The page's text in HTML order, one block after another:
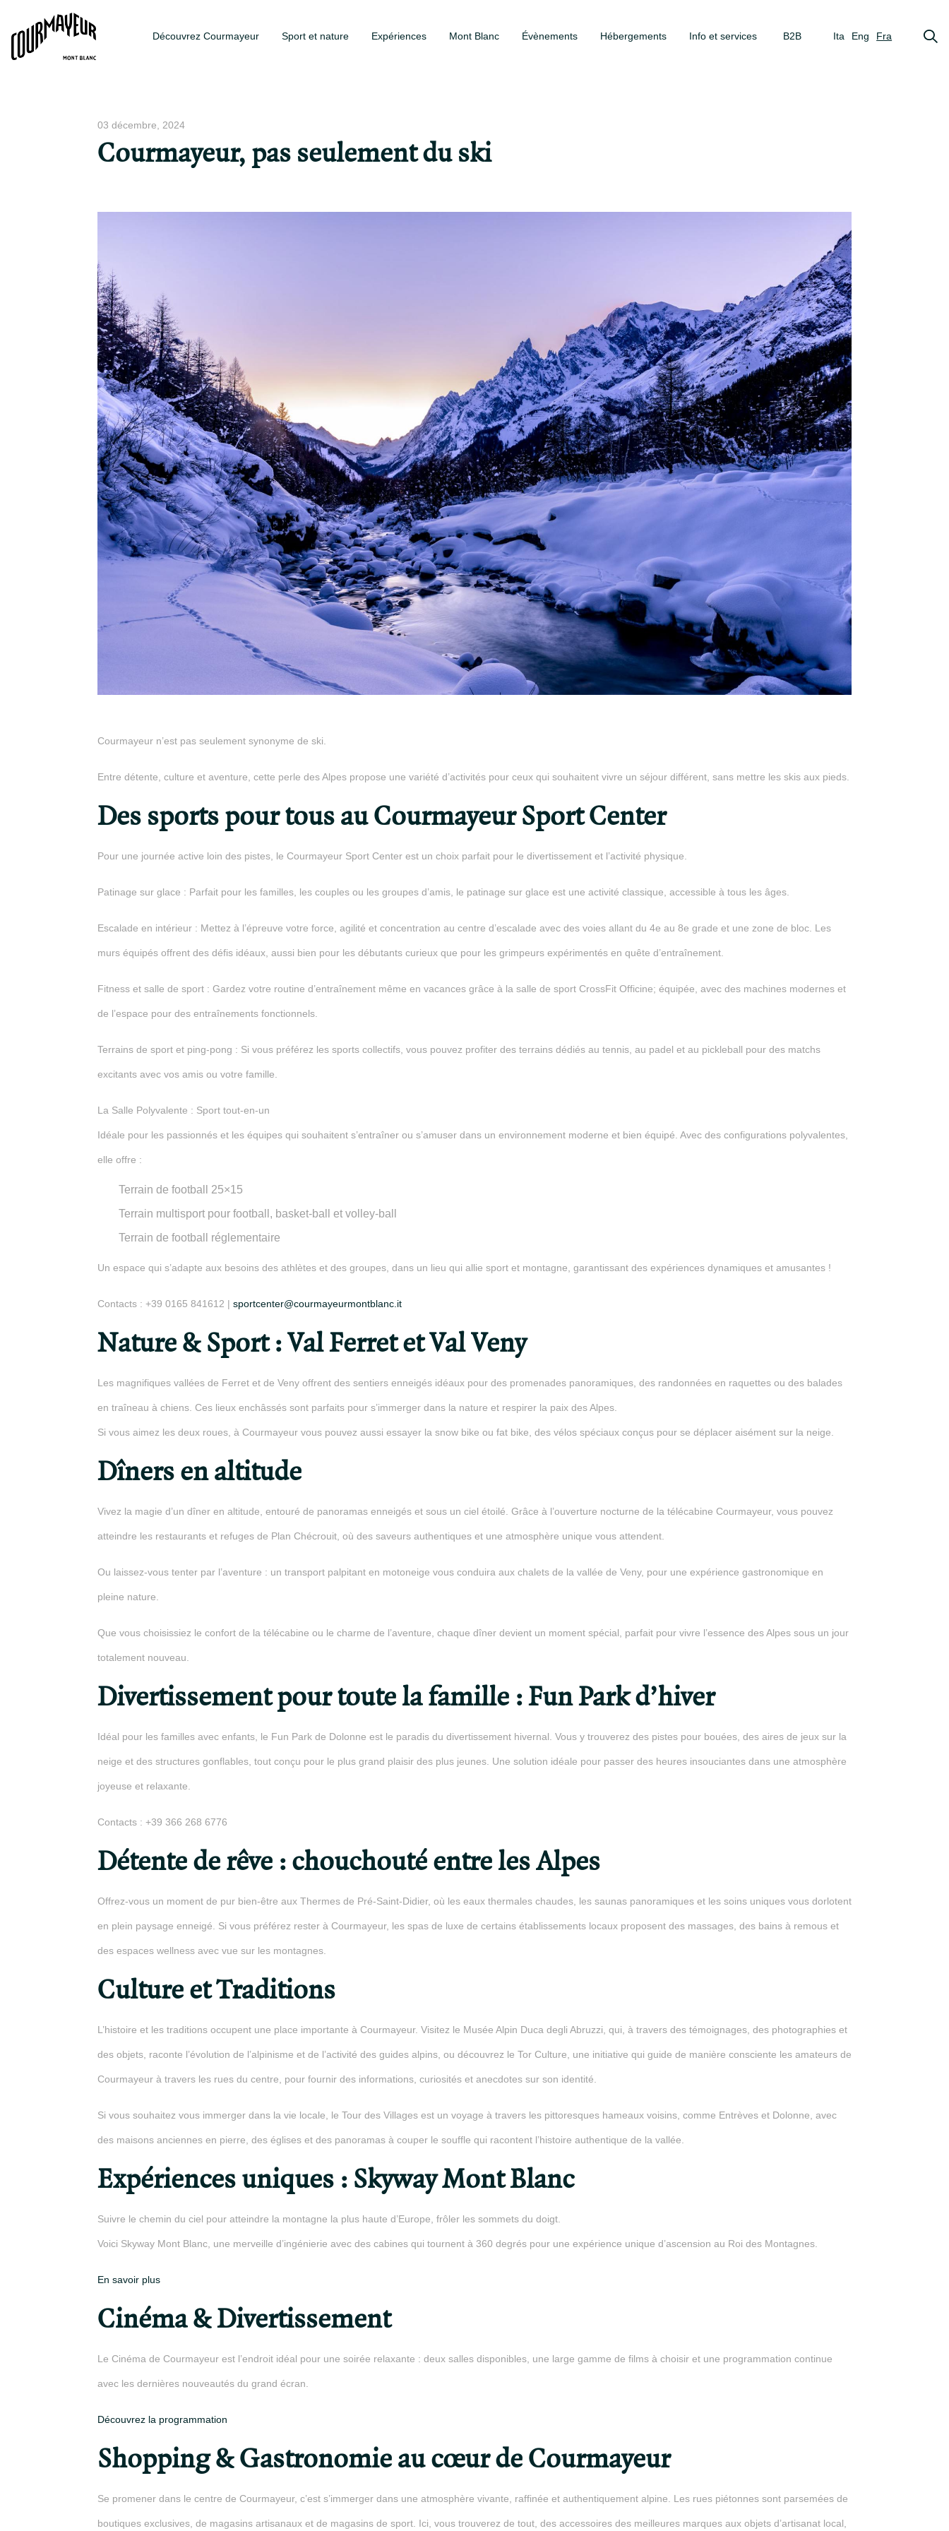
Découvrez Courmayeur Sport et nature Expériences Mont Blanc Évènements Hébergements Info et services B2B Ita Eng Fra
03 décembre, 2024
Courmayeur, pas seulement du ski
Courmayeur n’est pas seulement synonyme de ski.
Entre détente, culture et aventure, cette perle des Alpes propose une variété d’activités pour ceux qui souhaitent vivre un séjour différent, sans mettre les skis aux pieds.
Des sports pour tous au Courmayeur Sport Center
Pour une journée active loin des pistes, le Courmayeur Sport Center est un choix parfait pour le divertissement et l’activité physique.
Patinage sur glace : Parfait pour les familles, les couples ou les groupes d’amis, le patinage sur glace est une activité classique, accessible à tous les âges.
Escalade en intérieur : Mettez à l’épreuve votre force, agilité et concentration au centre d’escalade avec des voies allant du 4e au 8e grade et une zone de bloc. Les
murs équipés offrent des défis idéaux, aussi bien pour les débutants curieux que pour les grimpeurs expérimentés en quête d’entraînement.
Fitness et salle de sport : Gardez votre routine d’entraînement même en vacances grâce à la salle de sport CrossFit Officine; équipée, avec des machines modernes et
de l’espace pour des entraînements fonctionnels.
Terrains de sport et ping-pong : Si vous préférez les sports collectifs, vous pouvez profiter des terrains dédiés au tennis, au padel et au pickleball pour des matchs
excitants avec vos amis ou votre famille.
La Salle Polyvalente : Sport tout-en-un
Idéale pour les passionnés et les équipes qui souhaitent s’entraîner ou s’amuser dans un environnement moderne et bien équipé. Avec des configurations polyvalentes,
elle offre :
Terrain de football 25×15
Terrain multisport pour football, basket-ball et volley-ball
Terrain de football réglementaire
Un espace qui s’adapte aux besoins des athlètes et des groupes, dans un lieu qui allie sport et montagne, garantissant des expériences dynamiques et amusantes !
Contacts : +39 0165 841612 | sportcenter@courmayeurmontblanc.it
Nature & Sport : Val Ferret et Val Veny
Les magnifiques vallées de Ferret et de Veny offrent des sentiers enneigés idéaux pour des promenades panoramiques, des randonnées en raquettes ou des balades
en traîneau à chiens. Ces lieux enchâssés sont parfaits pour s’immerger dans la nature et respirer la paix des Alpes.
Si vous aimez les deux roues, à Courmayeur vous pouvez aussi essayer la snow bike ou fat bike, des vélos spéciaux conçus pour se déplacer aisément sur la neige.
Dîners en altitude
Vivez la magie d’un dîner en altitude, entouré de panoramas enneigés et sous un ciel étoilé. Grâce à l’ouverture nocturne de la télécabine Courmayeur, vous pouvez
atteindre les restaurants et refuges de Plan Chécrouit, où des saveurs authentiques et une atmosphère unique vous attendent.
Ou laissez-vous tenter par l’aventure : un transport palpitant en motoneige vous conduira aux chalets de la vallée de Veny, pour une expérience gastronomique en
pleine nature.
Que vous choisissiez le confort de la télécabine ou le charme de l’aventure, chaque dîner devient un moment spécial, parfait pour vivre l’essence des Alpes sous un jour
totalement nouveau.
Divertissement pour toute la famille : Fun Park d’hiver
Idéal pour les familles avec enfants, le Fun Park de Dolonne est le paradis du divertissement hivernal. Vous y trouverez des pistes pour bouées, des aires de jeux sur la
neige et des structures gonflables, tout conçu pour le plus grand plaisir des plus jeunes. Une solution idéale pour passer des heures insouciantes dans une atmosphère
joyeuse et relaxante.
Contacts : +39 366 268 6776
Détente de rêve : chouchouté entre les Alpes
Offrez-vous un moment de pur bien-être aux Thermes de Pré-Saint-Didier, où les eaux thermales chaudes, les saunas panoramiques et les soins uniques vous dorlotent
en plein paysage enneigé. Si vous préférez rester à Courmayeur, les spas de luxe de certains établissements locaux proposent des massages, des bains à remous et
des espaces wellness avec vue sur les montagnes.
Culture et Traditions
L’histoire et les traditions occupent une place importante à Courmayeur. Visitez le Musée Alpin Duca degli Abruzzi, qui, à travers des témoignages, des photographies et
des objets, raconte l’évolution de l’alpinisme et de l’activité des guides alpins, ou découvrez le Tor Culture, une initiative qui guide de manière consciente les amateurs de
Courmayeur à travers les rues du centre, pour fournir des informations, curiosités et anecdotes sur son identité.
Si vous souhaitez vous immerger dans la vie locale, le Tour des Villages est un voyage à travers les pittoresques hameaux voisins, comme Entrèves et Dolonne, avec
des maisons anciennes en pierre, des églises et des panoramas à couper le souffle qui racontent l’histoire authentique de la vallée.
Expériences uniques : Skyway Mont Blanc
Suivre le chemin du ciel pour atteindre la montagne la plus haute d’Europe, frôler les sommets du doigt.
Voici Skyway Mont Blanc, une merveille d’ingénierie avec des cabines qui tournent à 360 degrés pour une expérience unique d’ascension au Roi des Montagnes.
En savoir plus
Cinéma & Divertissement
Le Cinéma de Courmayeur est l’endroit idéal pour une soirée relaxante : deux salles disponibles, une large gamme de films à choisir et une programmation continue
avec les dernières nouveautés du grand écran.
Découvrez la programmation
Shopping & Gastronomie au cœur de Courmayeur
Se promener dans le centre de Courmayeur, c’est s’immerger dans une atmosphère vivante, raffinée et authentiquement alpine. Les rues piétonnes sont parsemées de
boutiques exclusives, de magasins artisanaux et de magasins de sport. Ici, vous trouverez de tout, des accessoires des meilleures marques aux objets d’artisanat local,